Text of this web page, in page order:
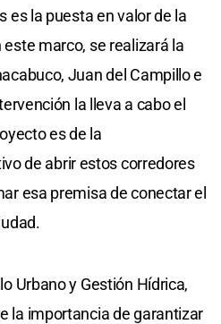
es la puesta en valor de la
marco, se realizará la
Juan del Campillo e
la lleva a cabo el
es de la
de abrir estos corredores
esa premisa de conectar el
Urbano y Gestión Hídrica,
la importancia de garantizar